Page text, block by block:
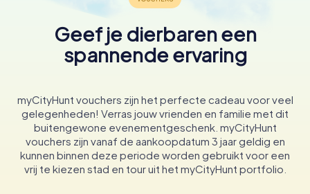
Geef je dierbaren een
spannende ervaring
myCityHunt vouchers zijn het perfecte cadeau voor veel
gelegenheden! Verras jouw vrienden en familie met dit
buitengewone evenementgeschenk. myCityHunt
vouchers zijn vanaf de aankoopdatum 3 jaar geldig en
kunnen binnen deze periode worden gebruikt voor een
vrij te kiezen stad en tour uit het myCityHunt portfolio.